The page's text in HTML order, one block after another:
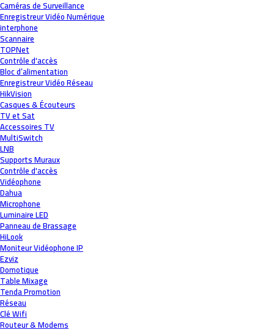
Caméras de Surveillance
Enregistreur Vidéo Numérique
interphone
Scannaire
TOPNet
Contrôle d'accès
Bloc d’alimentation
Enregistreur Vidéo Réseau
HikVision
Casques & Écouteurs
TV et Sat
Accessoires TV
MultiSwitch
LNB
Supports Muraux
Contrôle d'accès
Vidéophone
Dahua
Microphone
Luminaire LED
Panneau de Brassage
HiLook
Moniteur Vidéophone IP
Ezviz
Domotique
Table Mixage
Tenda Promotion
Réseau
Clé Wifi
Routeur & Modems